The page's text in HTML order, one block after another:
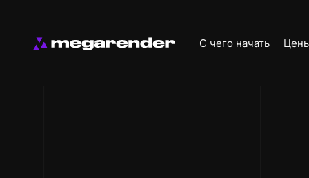
С чего начать